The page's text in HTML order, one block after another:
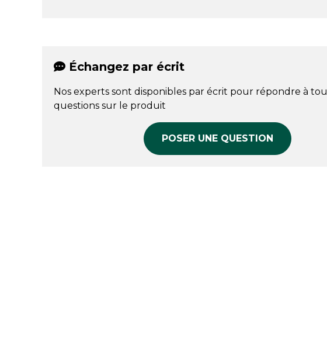
Échangez par écrit
Nos experts sont disponibles par écrit pour répondre à
questions sur le produit
POSER UNE QUESTION